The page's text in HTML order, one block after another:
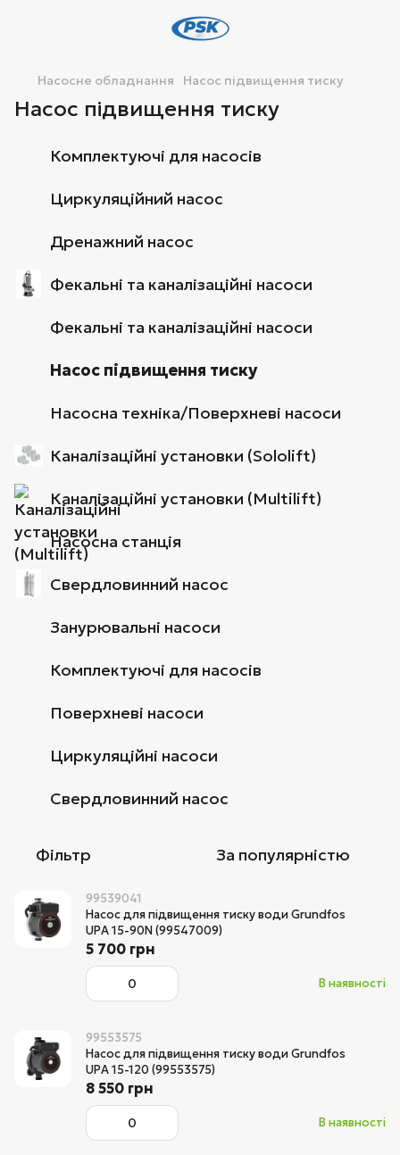
Насосне обладнання Насос підвищення тиску
Насос підвищення тиску
Комплектуючі для насосів
Циркуляційний насос
Дренажний насос
Фекальні та каналізаційні насоси
Фекальні та каналізаційні насоси
Насос підвищення тиску
Насосна техніка/Поверхневі насоси
Каналізаційні установки (Sololift)
Каналізаційні установки (Multilift)
Насосна станція
Свердловинний насос
Занурювальні насоси
Комплектуючі для насосів
Поверхневі насоси
Циркуляційні насоси
Свердловинний насос
Фільтр За популярністю
99539041
Насос для підвищення тиску води Grundfos
UPA 15-90N (99547009)
В наявності
5 700 грн
99553575
Насос для підвищення тиску води Grundfos
UPA 15-120 (99553575)
В наявності
8 550 грн